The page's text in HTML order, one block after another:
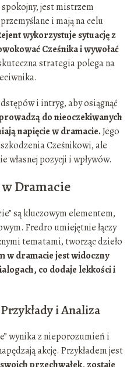
jest mistrzem
i mają na celu
wykorzystuje sytuację z
Cześnika i wywołać
strategia polega na
i intryg, aby osiągnąć
do nieoczekiwanych
napięcie w dramacie.Jego
Cześnikowi, ale
własnej pozycji i wpływów.
Dramacie
są kluczowym elementem,
Fredro umiejętnie łączy
tematami, tworząc dzieło
w dramacie jest widoczny
co dodaje lekkości i
i Analiza
wynika z nieporozumień i
akcję. Przykładem jest